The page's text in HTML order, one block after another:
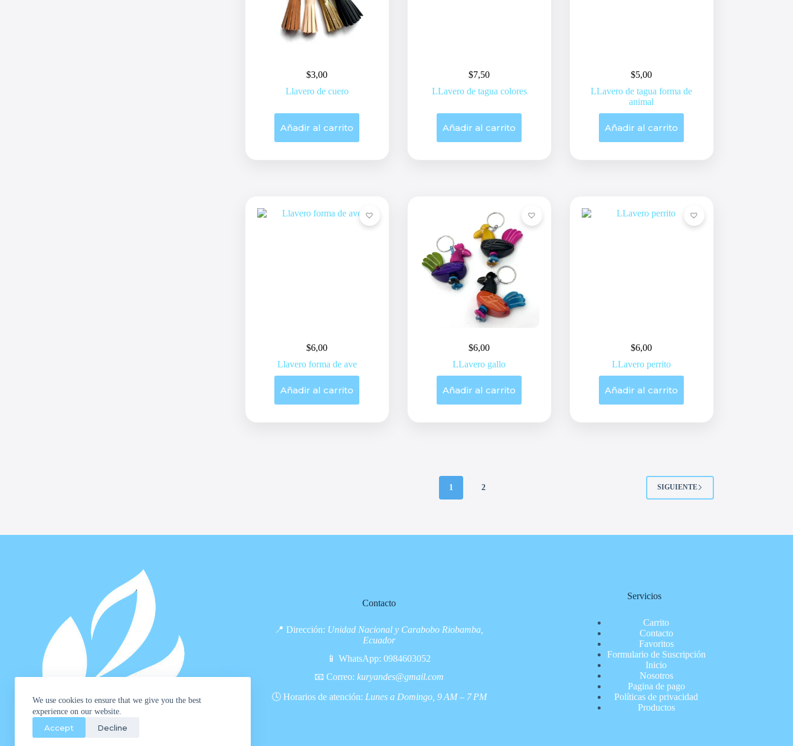
We use cookies to ensure that we give you the best
experience on our website.
Accept Decline
$3,00
Llavero de cuero
Añadir al carrito
$7,50
LLavero de tagua colores
Añadir al carrito
$5,00
LLavero de tagua forma de
animal
Añadir al carrito
$6,00
Llavero forma de ave
Añadir al carrito
$6,00
LLavero gallo
Añadir al carrito
$6,00
LLavero perrito
Añadir al carrito
1 2 SIGUIENTE
Contacto
📍 Dirección: Unidad Nacional y Carabobo Riobamba,
Ecuador
📱 WhatsApp: 0984603052
📧 Correo: kuryandes@gmail.com
🕓 Horarios de atención: Lunes a Domingo, 9 AM – 7 PM
Servicios
Carrito
Contacto
Favoritos
Formulario de Suscripción
Inicio
Nosotros
Pagina de pago
Políticas de privacidad
Productos